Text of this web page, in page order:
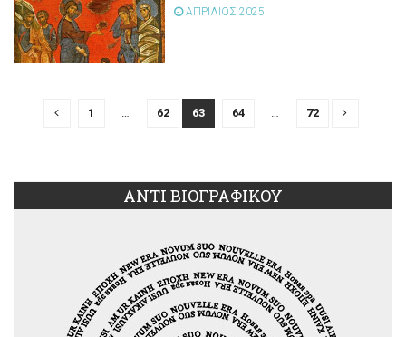
ΑΠΡΙΛΙΟΣ 2025
1 … 62 63 64 … 72
ΑΝΤΙ ΒΙΟΓΡΑΦΙΚΟΥ